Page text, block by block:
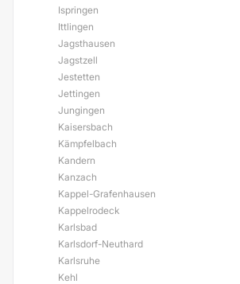
Ispringen
Ittlingen
Jagsthausen
Jagstzell
Jestetten
Jettingen
Jungingen
Kaisersbach
Kämpfelbach
Kandern
Kanzach
Kappel-Grafenhausen
Kappelrodeck
Karlsbad
Karlsdorf-Neuthard
Karlsruhe
Kehl